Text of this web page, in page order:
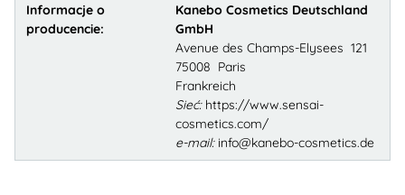
Informacje o
producencie:
Kanebo Cosmetics Deutschland
GmbH
Avenue des Champs-Elysees 121
75008 Paris
Frankreich
Sieć:https://www.sensai-
cosmetics.com/
e-mail:info@kanebo-cosmetics.de